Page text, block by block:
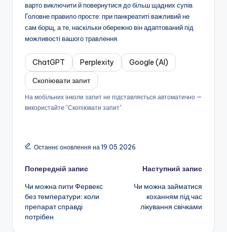
варто виключити й повернутися до більш щадних супів.
Головне правило просте: при панкреатиті важливий не
сам борщ, а те, наскільки обережно він адаптований під
можливості вашого травлення.
ChatGPT Perplexity
Google (AI)
Скопіювати запит
На мобільних інколи запит не підставляється автоматично —
використайте “Скопіювати запит”.
Останнє оновлення на 19.05.2026
Навігація
по
запису
Попередній запис
Чи можна пити Фервекс
без температури: коли
препарат справді
потрібен
Наступний запис
Чи можна займатися
коханням під час
лікування свічками